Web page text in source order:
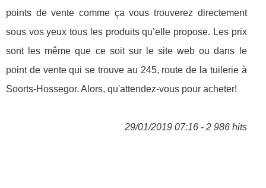
points de vente comme ça vous trouverez directement
sous vos yeux tous les produits qu’elle propose. Les prix
sont les même que ce soit sur le site web ou dans le
point de vente qui se trouve au 245, route de la tuilerie à
Soorts-Hossegor. Alors, qu'attendez-vous pour acheter!
29/01/2019 07:16 - 2 986 hits